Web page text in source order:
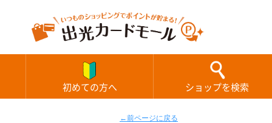
初めての方へ ショップを検索
←前ページに戻る